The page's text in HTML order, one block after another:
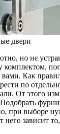
двери
но не
комплектом,
Как
по
От этого
Подобрать
при выборе
него зависит